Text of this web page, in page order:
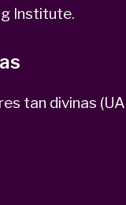
Institute.
tan divinas